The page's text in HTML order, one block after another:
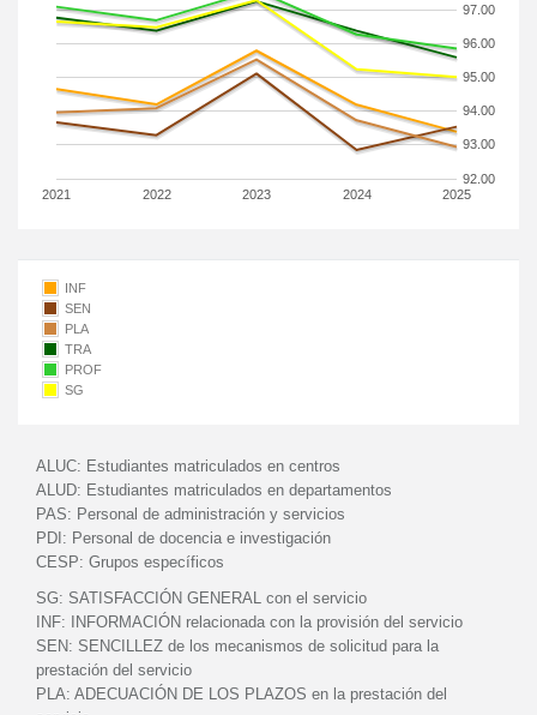
2021 2022 2023 2024 2025
92.00
93.00
94.00
95.00
96.00
97.00
INF
SEN
PLA
TRA
PROF
SG
ALUC: Estudiantes matriculados en centros
ALUD: Estudiantes matriculados en departamentos
PAS: Personal de administración y servicios
PDI: Personal de docencia e investigación
CESP: Grupos específicos
SG: SATISFACCIÓN GENERAL con el servicio
INF:
INFORMACIÓN relacionada con la provisión del servicio
SEN: SENCILLEZ de los mecanismos de solicitud para la
prestación del servicio
PLA: ADECUACIÓN DE LOS PLAZOS en la prestación del